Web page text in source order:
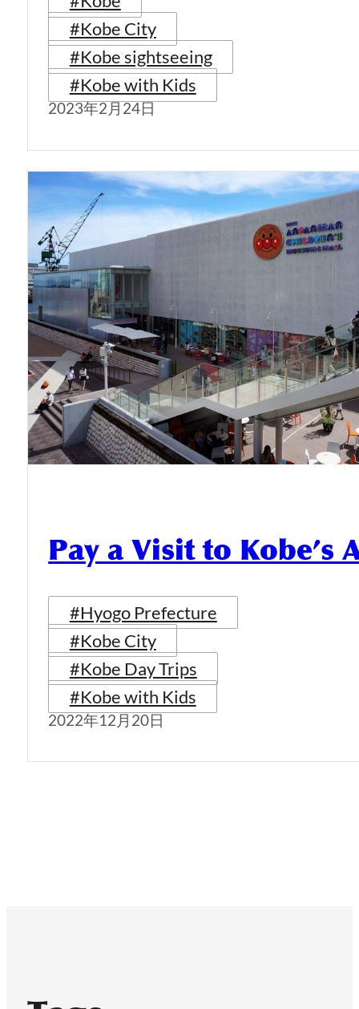
#Kobe City
#Kobe sightseeing
#Kobe with Kids
2023年2月24日
Pay a Visit to Kobe’s
#Hyogo Prefecture
#Kobe City
#Kobe Day Trips
#Kobe with Kids
2022年12月20日